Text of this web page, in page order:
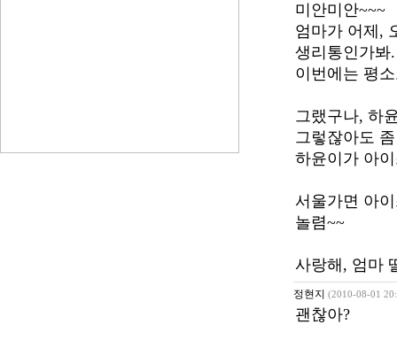
미안미안~~~
엄마가 어제,
생리통인가봐
이번에는 평
그랬구나, 하
그렇잖아도
하윤이가 아
서울가면 아
놀렴~~
사랑해, 엄마
정현지 (2010-08-01
괜찮아?